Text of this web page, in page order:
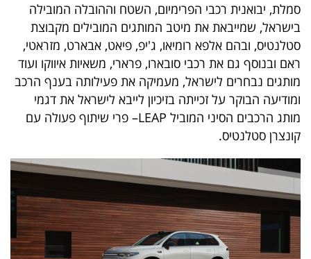
המילון
הכלכלי
פודקאסט
40
UNDER
40
שיתופי
פעולה
סמלת, יבואנית רכבי הפרימיום, השטח וההובלה המובילה
בישראל, שמייבאת את מיטב המותגים המובילים מקבוצת
סטלנטיס, ובהם אלפא רומיאו, ג'יפ, פיאט, אבארט, מזראטי,
ראם ובנוסף גם את רכבי סובארו, פרארי, משאיות איווקו ועוד
מותגים נבחרים לישראל, מעמיקה את פעילותה בענף הרכב
ומודיעה הבוקר על זכייתה בזיכיון לייבא לישראל את דגמי
מותג הרכבים הסיני המוביל LEAP– פרי שיתוף פעולה עם
קונצרן סטלנטיס.